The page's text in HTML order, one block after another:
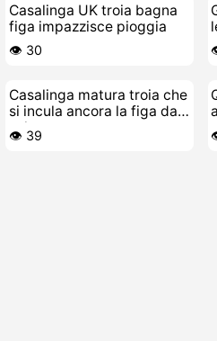
Casalinga UK troia bagna
figa impazzisce pioggia
👁️ 30
Casalinga matura troia che
si incula ancora la figa da
sola
👁️ 39